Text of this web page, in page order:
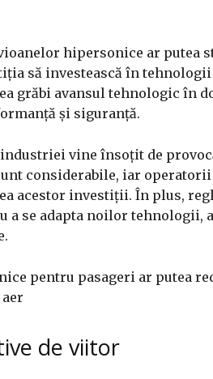
hipersonice ar putea
să investească în
grăbi avansul tehnologic în
și siguranță.
industriei vine însoțit de
considerabile, iar
acestor investiții. În plus,
a se adapta noilor tehnologii,
pentru pasageri ar putea
de viitor